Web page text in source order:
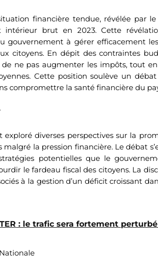
financière tendue, révélée par
brut en 2023. Cette
gouvernement à gérer efficacement
citoyens. En dépit des contraintes
ne pas augmenter les impôts, tout
Cette position soulève un
compromettre la santé financière du
exploré diverses perspectives sur la
la pression financière. Le débat
potentielles que le
le fardeau fiscal des citoyens. La
à la gestion d’un déficit croissant
: le trafic sera fortement